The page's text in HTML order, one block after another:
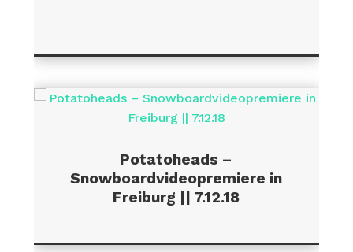
Potatoheads –
Snowboardvideopremiere in
Freiburg || 7.12.18